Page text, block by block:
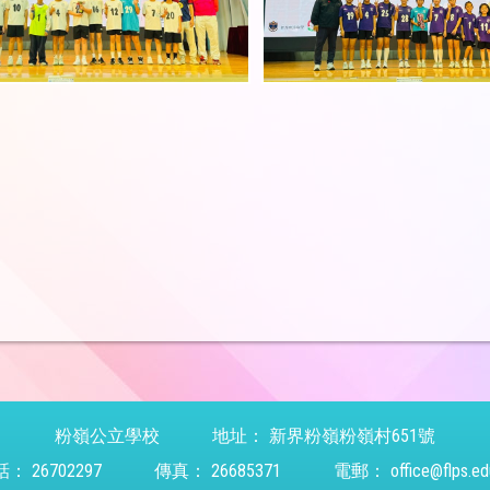
粉嶺公立學校 地址：
新界粉嶺粉嶺村651號
： 26702297 傳真： 26685371 電郵：